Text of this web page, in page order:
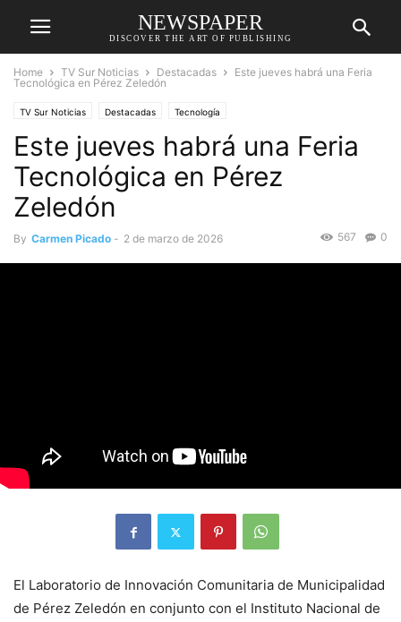
NEWSPAPER
DISCOVER THE ART OF PUBLISHING
Home TV Sur Noticias Destacadas
Este jueves habrá una Feria
Tecnológica en Pérez Zeledón
TV Sur Noticias Destacadas Tecnología
Este jueves habrá una Feria
Tecnológica en Pérez
Zeledón
By Carmen Picado - 2 de marzo de 2026 0
567
El Laboratorio de Innovación Comunitaria de Municipalidad
de Pérez Zeledón en conjunto con el Instituto Nacional de